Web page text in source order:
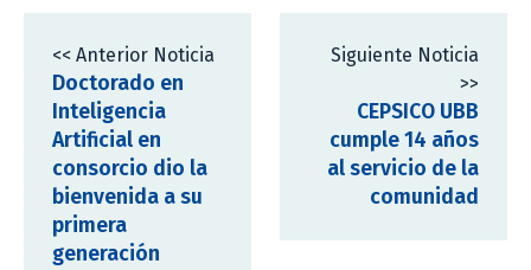
<< Anterior Noticia
Doctorado en
Inteligencia
Artificial en
consorcio dio la
bienvenida a su
primera
generación
Siguiente Noticia
>>
CEPSICO UBB
cumple 14 años
al servicio de la
comunidad